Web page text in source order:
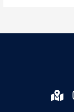
M
a